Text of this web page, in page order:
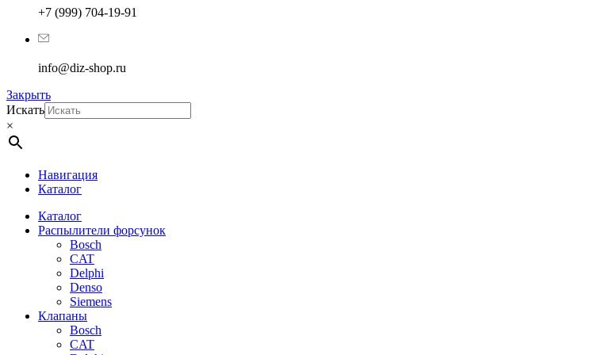
+7 (999) 704-19-91
info@diz-shop.ru
Закрыть
Искать
×
Навигация
Каталог
Каталог
Распылители форсунок
Bosch
CAT
Delphi
Denso
Siemens
Клапаны
Bosch
CAT